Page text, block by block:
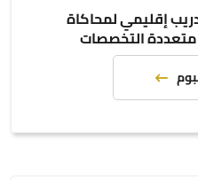
إقليمي لمحاكاة
متعددة التخصصات